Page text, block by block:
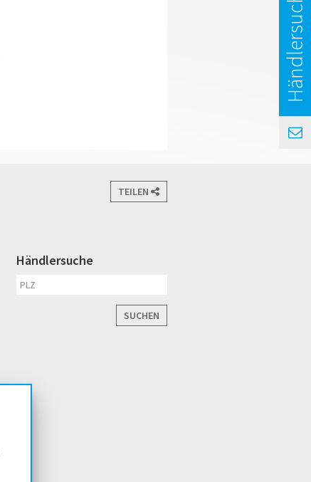
TEILEN
Händlersuche
SUCHEN
Händlersuche